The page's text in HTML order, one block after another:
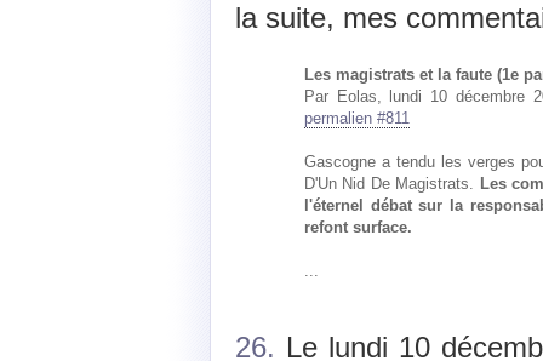
la suite, mes
Les magistrats et la faute (1e
Par Eolas, lundi 10 décembre
permalien #811
Gascogne a tendu les verges
D'Un Nid De Magistrats. Les
l'éternel débat sur la
refont surface.
...
26. Le lundi 10